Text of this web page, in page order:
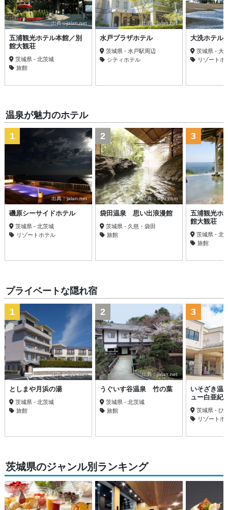
出典：jalan.net
五浦観光ホテル本館／別
館大観荘
茨城県 - 北茨城
旅館
出典：jalan.net
水戸プラザホテル
茨城県 - 水戸駅周辺
シティホテル
大洗ホテル
茨城県 - 大
リゾートホ
温泉が魅力のホテル
出典：jalan.net
1
磯原シーサイドホテル
茨城県 - 北茨城
リゾートホテル
出典：ikyu.com
2
袋田温泉 思い出浪漫館
茨城県 - 久慈・袋田
旅館
3
五浦観光ホ
館大観荘
茨城県 - 北
旅館
プライベートな隠れ宿
出典：ikyu.com
1
としまや月浜の湯
茨城県 - 北茨城
旅館
出典：jalan.net
2
うぐいす谷温泉 竹の葉
茨城県 - 北茨城
旅館
3
いそざき温
ュー白亜紀
茨城県 - ひ
リゾートホ
茨城県のジャンル別ランキング